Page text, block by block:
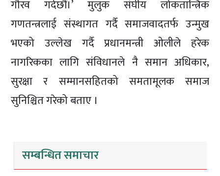
गौरव गर्दछौं।’ मुलुक संघीय लोकतान्त्रिक
गणतन्त्रलाई संस्थागत गर्दै समाजवादतर्फ उन्मुख
भएको उल्लेख गर्दै प्रधानमन्त्री ओलीले हरेक
नागरिकका लागि संविधानले नै समान अधिकार,
सुरक्षा र सम्मानसहितको समतामूलक समाज
सुनिश्चित गरेको बताए ।
सम्बन्धित समाचार